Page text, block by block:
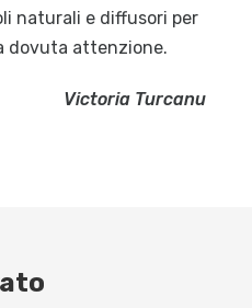
naturali e diffusori per
dovuta attenzione.
Victoria Turcanu